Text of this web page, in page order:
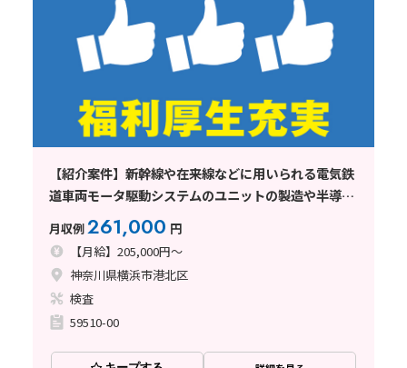
【紹介案件】新幹線や在来線などに用いられる電気鉄
道車両モータ駆動システムのユニットの製造や半導体
の検査テスト工程
月収例261,000 円
【月給】205,000円～
神奈川県横浜市港北区
検査
59510-00